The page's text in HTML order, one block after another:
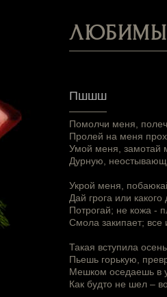
Пшшш
Помолчи меня,
Пролей на меня
Умой меня, замотай
Дурную,
Укрой меня,
Дай грога или какого
Потрогай; не кожа -
Смола закипает; все
Такая вступила
Пьешь горькую,
Мешком оседаешь в
Как будто не шел –